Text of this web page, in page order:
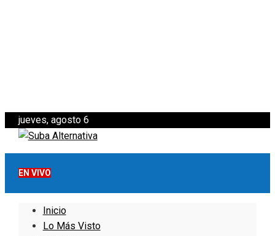
jueves, agosto 6
EN VIVO
Inicio
Lo Más Visto